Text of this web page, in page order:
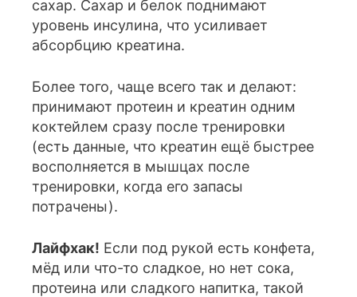
сахар. Сахар и белок поднимают
уровень инсулина, что усиливает
абсорбцию креатина.
Более того, чаще всего так и делают:
принимают протеин и креатин одним
коктейлем сразу после тренировки
(есть данные, что креатин ещё быстрее
восполняется в мышцах после
тренировки, когда его запасы
потрачены).
Лайфхак! Если под рукой есть конфета,
мёд или что-то сладкое, но нет сока,
протеина или сладкого напитка, такой